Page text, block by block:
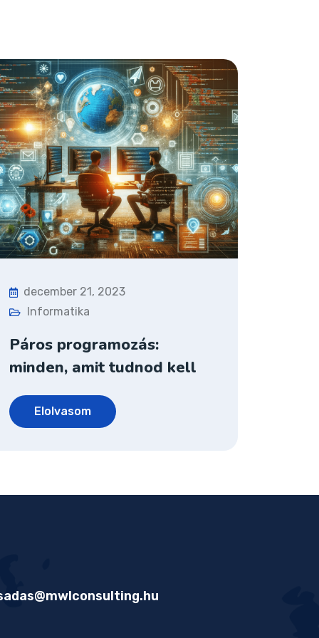
december 21, 2023
Informatika
Páros programozás:
minden, amit tudnod kell
Elolvasom